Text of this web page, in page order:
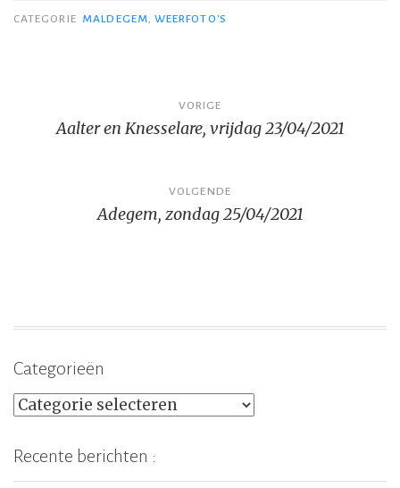
CATEGORIE MALDEGEM, WEERFOTO'S
navigatie
VORIGE
Aalter en Knesselare, vrijdag 23/04/2021
VOLGENDE
Adegem, zondag 25/04/2021
Categorieën
Categorieën
Recente berichten :